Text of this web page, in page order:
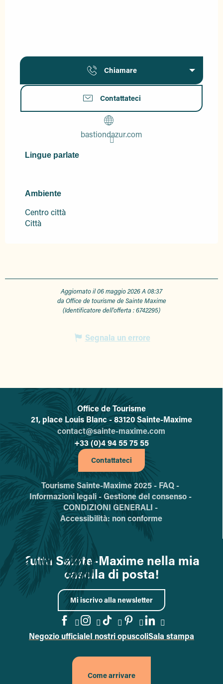
Chiamare
Contattateci
bastiondazur.com
Lingue parlate
Lingue parlate
Ambiente
Ambiente
Centro città
Città
Aggiornato il 06 maggio 2026 A 08:37
da Office de tourisme de Sainte Maxime
(Identificatore dell'offerta :6742295)
Segnala un errore
L'office de tourisme de Sainte-
Office de Tourisme
21, place Louis Blanc - 83120 Sainte-Maxime
contact@sainte-maxime.com
+33 (0)4 94 55 75 55
Contattateci
Tourisme Sainte-Maxime 2025 - FAQ -
Informazioni legali -Gestione del consenso -
CONDIZIONI GENERALI -
Accessibilità: non conforme
Tutta Sainte-Maxime nella mia
casella di posta!
Mi iscrivo alla newsletter
Vai alla pagina Facebook
Vai alla pagina Instagram
Vai alla pagina TikTok
Vai alla pagina
Accedi alla
Negozio ufficialeI nostri opuscoliSala stampa
Come arrivare